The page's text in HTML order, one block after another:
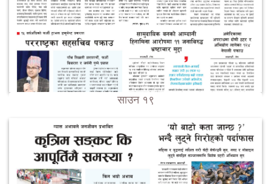
साउन १९